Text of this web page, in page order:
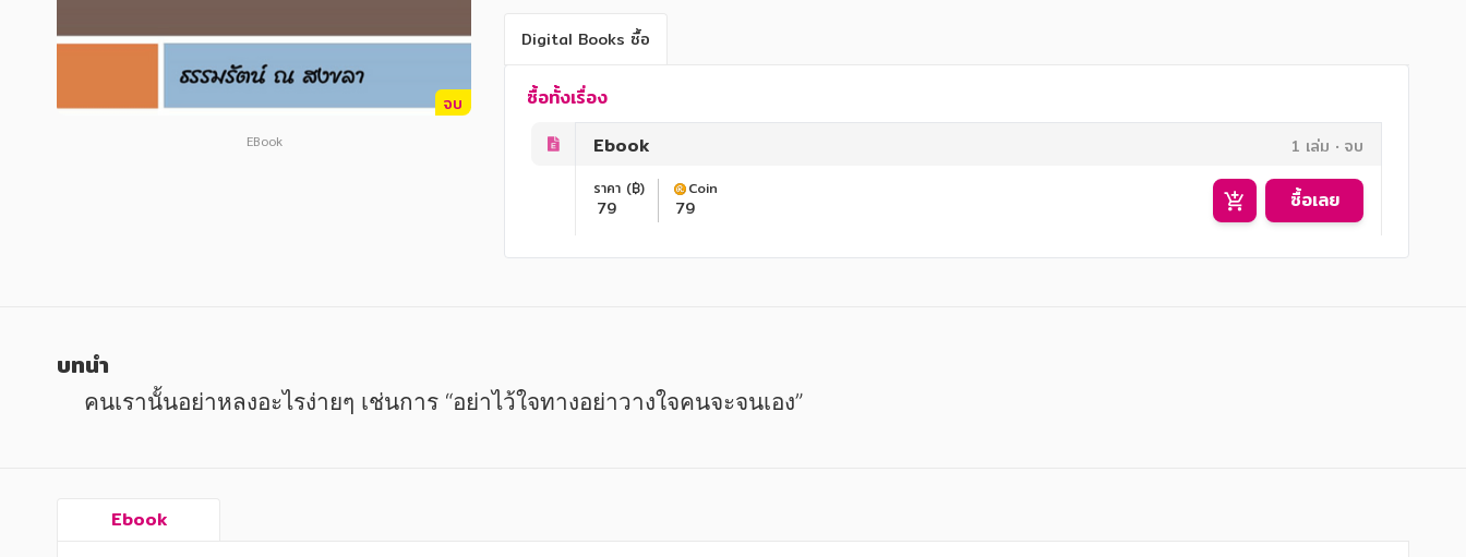
การเกษตร ชีววิทยา
เทคโนโลยี การสื่อสาร วิทยาศาสตร์
การ์ตูนความรู้ การ์ตูน
การ์ตูนมังงะ (Manga)
การเกษตร ชีววิทยา
เทคโนโลยี การสื่อสาร วิทยาศาสตร์
การ์ตูนความรู้ การ์ตูน
การ์ตูนมังงะ (Manga)
จบ
EBook
Digital Books ซื้อ
ซื้อทั้งเรื่อง
Ebook
1 เล่ม จบ
ราคา (฿)
79
Coin
79 ซื้อเลย
บทนำ
คนเรานั้นอย่าหลงอะไรง่ายๆ เช่นการ “อย่าไว้ใจทางอย่าวางใจคนจะจนเอง”
Ebook